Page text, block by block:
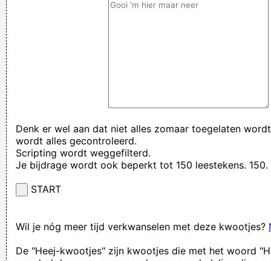
Denk er wel aan dat niet alles zomaar toegelaten
wordt alles gecontroleerd.
Scripting wordt weggefilterd.
Je bijdrage wordt ook beperkt tot 150 leestekens. 150.
START
Wil je nóg meer tijd verkwanselen met deze kwootjes?
De "Heej-kwootjes" zijn kwootjes die met het woord